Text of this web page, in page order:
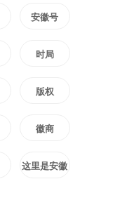
安徽号
时局
版权
徽商
这里是安徽